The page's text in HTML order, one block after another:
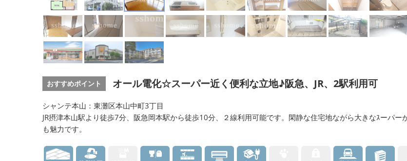
おすすめポイント オール電化☆スーパー近く便利な立地♪阪急、JR、2駅利用可
シャンテ本山：東灘区本山中町3丁目
JR摂津本山駅より徒歩7分、阪急岡本駅から徒歩10分、２線利用可能です。閑静な住宅地ながら大きなｽーパ
も魅力です。